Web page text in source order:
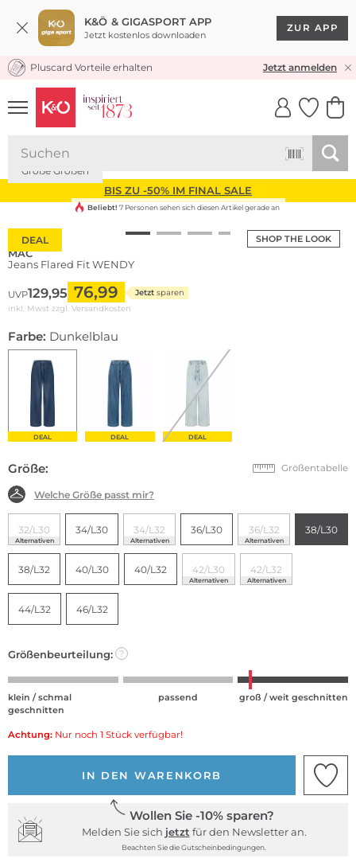
K&Ö & GIGASPORT APP
Jetzt kostenlos downloaden
ZUR APP
KOSTENLOSER VERSAND* & RÜCKVERSAND
Pluscard Vorteile erhalten Jetzt anmelden
UNSERE APP
CLICK &
BIS ZU -50% IM FINAL SALE
SHOP THE LOOK
DEAL
Große Größen
Beliebt! 7 Personen sehen sich diesen Artikel gerade an
MAC
Jeans Flared Fit WENDY
UVP129,95 76,99 Jetzt sparen
inkl. Mwst zzgl. Versandkosten
Farbe: Dunkelblau
DEAL DEAL DEAL
Größe: Größentabelle
Welche Größe passt mir?
32/L30
Alternativen
34/L30 34/L32
Alternativen
36/L30 36/L32
Alternativen
38/L30
38/L32 40/L30 40/L32 42/L30
Alternativen
42/L32
Alternativen
44/L32 46/L32
Größenbeurteilung: ?
klein / schmal
geschnitten
passend groß / weit geschnitten
Achtung: Nur noch 1 Stück verfügbar!
IN DEN WARENKORB
Wollen Sie -10% sparen?
Melden Sie sich jetzt für den Newsletter an.
Beachten Sie die Gutscheinbedingungen.